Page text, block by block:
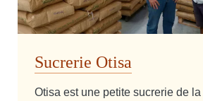
Sucrerie Otisa
Otisa est une petite sucrerie de